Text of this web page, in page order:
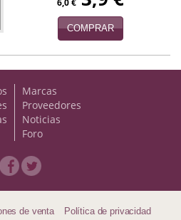
COMPRAR
Marcas
Proveedores
Noticias
Foro
de venta
Política de privacidad